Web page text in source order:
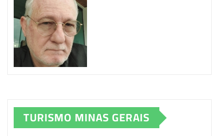
TURISMO MINAS GERAIS